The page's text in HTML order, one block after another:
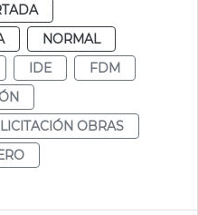
NORMAL
IDE
FDM
LICITACIÓN OBRAS